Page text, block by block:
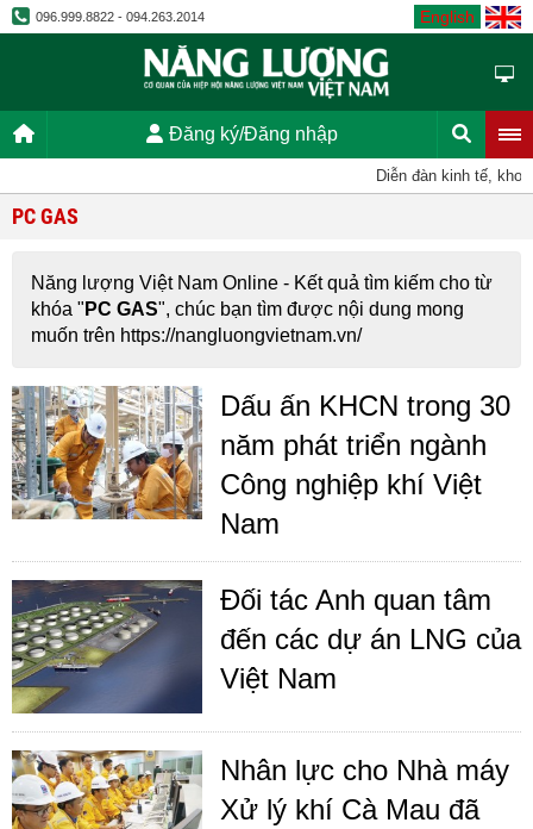
096.999.8822 - 094.263.2014 English
Đăng ký/Đăng nhập
Diễn đàn kinh tế,
PC GAS
Năng lượng Việt Nam Online - Kết quả tìm kiếm cho từ
khóa " PC GAS", chúc bạn tìm được nội dung mong
muốn trên https://nangluongvietnam.vn/
Dấu ấn KHCN trong 30
năm phát triển ngành
Công nghiệp khí Việt
Nam
Đối tác Anh quan tâm
đến các dự án LNG của
Việt Nam
Nhân lực cho Nhà máy
Xử lý khí Cà Mau đã